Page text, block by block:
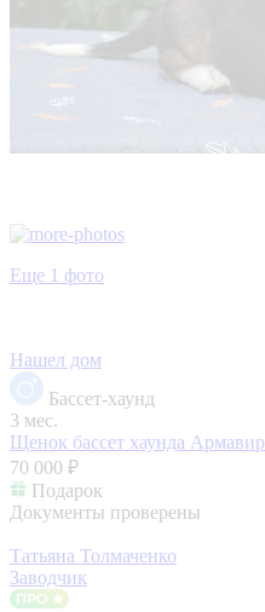
Еще 1 фото
Нашел дом
Бассет-хаунд
3 мес.
Щенок бассет хаунда Армавир
70 000 ₽
Подарок
Документы проверены
Татьяна Толмаченко
Заводчик